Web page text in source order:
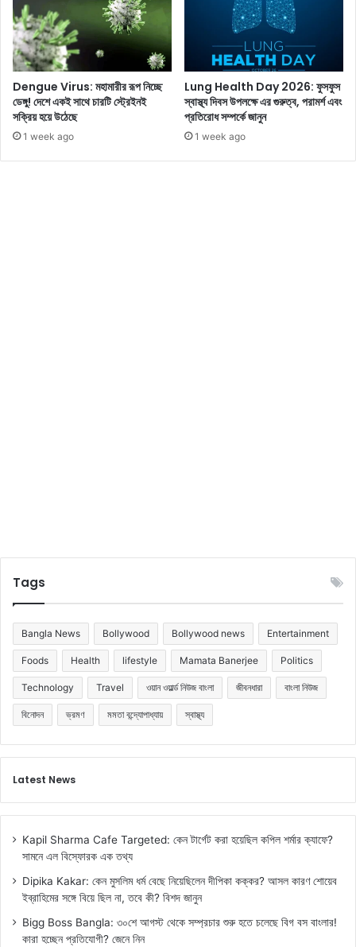
ল
গা
র্ল
আ
র্য
প্রি
য়া
ভূঁ
ষ্ট
এ
খ
ন
ও
ভো
লে
ন
নি
ম
Dengue Virus: মহামারীর রূপ নিচ্ছে
ডেঙ্গু! দেশে একই সাথে চারটি স্ট্রেইনই
সক্রিয় হয়ে উঠেছে
1 week ago
Lung Health Day 2026: ফুসফুস
স্বাস্থ্য দিবস উপলক্ষে এর গুরুত্ব, পরামর্শ এবং
প্রতিরোধ সম্পর্কে জানুন
1 week ago
Tags
Bangla News Bollywood Bollywood news Entertainment
Foods Health lifestyle Mamata Banerjee Politics
Technology Travel ওয়ান ওয়ার্ল্ড নিউজ বাংলা জীবনধারা বাংলা নিউজ
বিনোদন ভ্রমণ মমতা বন্দ্যোপাধ্যায় স্বাস্থ্য
Latest News
Kapil Sharma Cafe Targeted: কেন টার্গেট করা হয়েছিল কপিল শর্মার ক্যাফে?
সামনে এল বিস্ফোরক এক তথ্য
Dipika Kakar: কেন মুসলিম ধর্ম বেছে নিয়েছিলেন দীপিকা কক্কর? আসল কারণ শোয়েব
ইব্রাহিমের সঙ্গে বিয়ে ছিল না, তবে কী? বিশদ জানুন
Bigg Boss Bangla: ৩০শে আগস্ট থেকে সম্প্রচার শুরু হতে চলেছে বিগ বস বাংলার!
কারা হচ্ছেন প্রতিযোগী? জেনে নিন